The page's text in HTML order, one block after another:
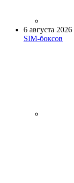
6 августа 2026
SIM-боксов